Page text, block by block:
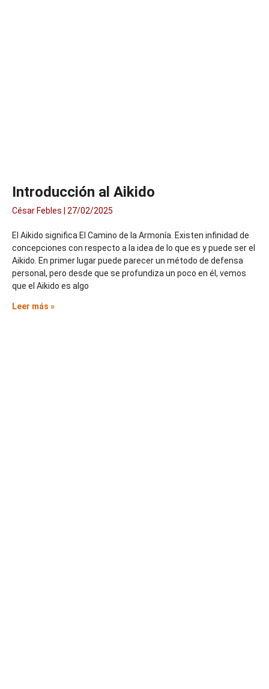
Introducción al Aikido
César Febles 27/02/2025
El Aikido significa El Camino de la Armonía. Existen infinidad de
concepciones con respecto a la idea de lo que es y puede ser el
Aikido. En primer lugar puede parecer un método de defensa
personal, pero desde que se profundiza un poco en él, vemos
que el Aikido es algo
Leer más »